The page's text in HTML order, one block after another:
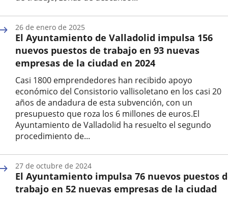
la
noticia
El Ayuntamiento de Valladolid impulsa 156
nuevos puestos de trabajo en 93 nuevas
empresas de la ciudad en 2024
Casi 1800 emprendedores han recibido apoyo
económico del Consistorio vallisoletano en los casi 20
años de andadura de esta subvención, con un
presupuesto que roza los 6 millones de euros.El
Ayuntamiento de Valladolid ha resuelto el segundo
procedimiento de...
la
noticia
26 de enero de 2025
El Ayuntamiento impulsa 76 nuevos puestos
trabajo en 52 nuevas empresas de la ciudad
27 de octubre de 2024